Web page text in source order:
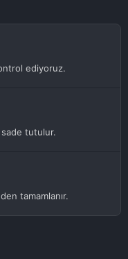
ediyoruz.
tutulur.
tamamlanır.